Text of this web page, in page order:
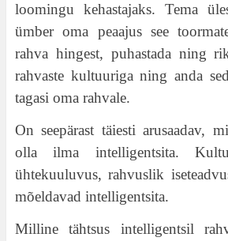
loomingu kehastajaks. Tema
ümber oma peaajus see
rahva hingest, puhastada ning
rahvaste kultuuriga ning anda
tagasi oma rahvale.
On seepärast täiesti arusaadav,
olla ilma intelligentsita.
ühtekuuluvus, rahvuslik
mõeldavad intelligentsita.
Milline tähtsus intelligentsil